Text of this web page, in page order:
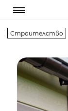
Строителство